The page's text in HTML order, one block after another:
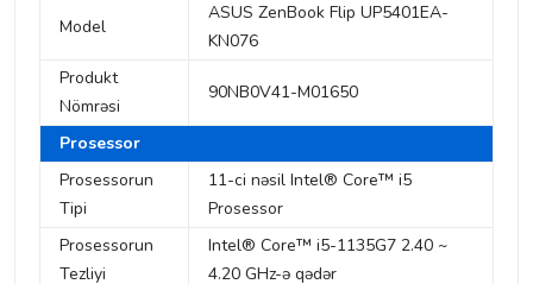
Model
ASUS ZenBook Flip UP5401EA-
KN076
Produkt
Nömrəsi
90NB0V41-M01650
Prosessor
Prosessorun
Tipi
11-ci nəsil Intel® Core™ i5
Prosessor
Prosessorun
Tezliyi
Intel® Core™ i5-1135G7 2.40 ~
4.20 GHz-ə qədər